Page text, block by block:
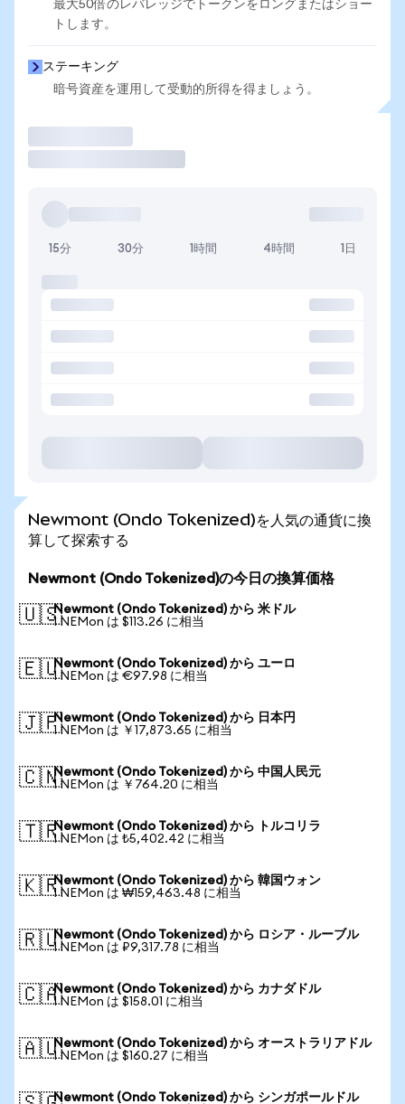
最大50倍のレバレッジでトークンをロングまたはショー
トします。
ステーキング
暗号資産を運用して受動的所得を得ましょう。
15分 30分 1時間 4時間 1日
Newmont (Ondo Tokenized)を人気の通貨に換
算して探索する
Newmont (Ondo Tokenized)の今日の換算価格
🇺🇸Newmont (Ondo Tokenized) から 米ドル
1 NEMon は $113.26 に相当
🇪🇺Newmont (Ondo Tokenized) から ユーロ
1 NEMon は €97.98 に相当
🇯🇵Newmont (Ondo Tokenized) から 日本円
1 NEMon は ￥17,873.65 に相当
🇨🇳Newmont (Ondo Tokenized) から 中国人民元
1 NEMon は ￥764.20 に相当
🇹🇷Newmont (Ondo Tokenized) から トルコリラ
1 NEMon は ₺5,402.42 に相当
🇰🇷Newmont (Ondo Tokenized) から 韓国ウォン
1 NEMon は ₩159,463.48 に相当
🇷🇺Newmont (Ondo Tokenized) から ロシア・ルーブル
1 NEMon は ₽9,317.78 に相当
🇨🇦Newmont (Ondo Tokenized) から カナダドル
1 NEMon は $158.01 に相当
🇦🇺Newmont (Ondo Tokenized) から オーストラリアドル
1 NEMon は $160.27 に相当
Newmont (Ondo Tokenized) から シンガポールドル